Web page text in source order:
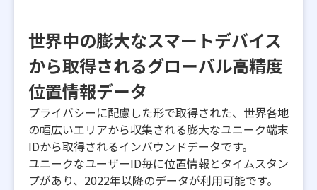
世界中の膨大なスマートデバイス
から取得されるグローバル高精度
位置情報データ
プライバシーに配慮した形で取得された、世界各地
の幅広いエリアから収集される膨大なユニーク端末
IDから取得されるインバウンドデータです。​
ユニークなユーザーID毎に位置情報とタイムスタン
プがあり、2022年以降のデータが利用可能です。​